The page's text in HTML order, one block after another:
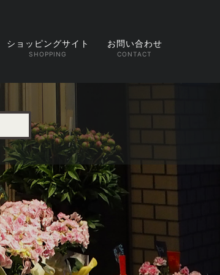
ショッピングサイト お問い合わせ